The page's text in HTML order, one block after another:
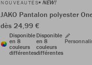
NOUVEAUTÉS NEW!
JAKO Pantalon polyester
dès 24,99 €
Disponible
en 8
couleurs
différentes
Disponible
en 8
couleurs
différentes